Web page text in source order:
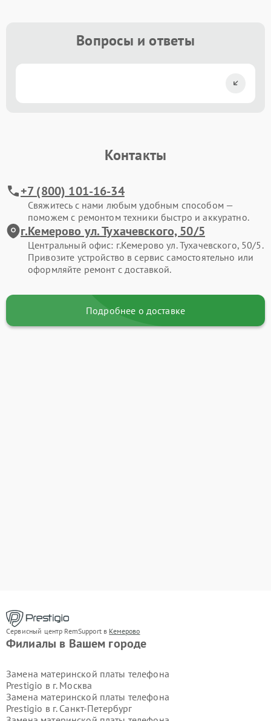
Вопросы и ответы
Контакты
+7 (800) 101-16-34
Свяжитесь с нами любым удобным способом —
поможем с ремонтом техники быстро и аккуратно.
г.Кемерово ул. Тухачевского, 50/5
Центральный офис: г.Кемерово ул. Тухачевского, 50/5.
Привозите устройство в сервис самостоятельно или
оформляйте ремонт с доставкой.
Подробнее о доставке
Сервисный центр RemSupport в Кемерово
Филиалы в Вашем городе
Замена материнской платы телефона
Prestigio в г. Москва
Замена материнской платы телефона
Prestigio в г. Санкт-Петербург